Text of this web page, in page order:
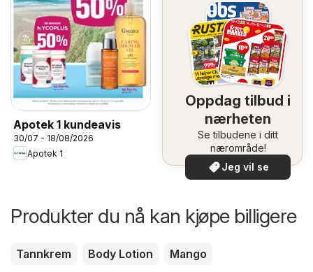
Apotek 1 kundeavis
30/07 - 18/08/2026
Apotek 1
Oppdag tilbud i
nærheten
Se tilbudene i ditt
nærområde!
Jeg vil se
Produkter du nå kan kjøpe billigere
Tannkrem Body Lotion Mango